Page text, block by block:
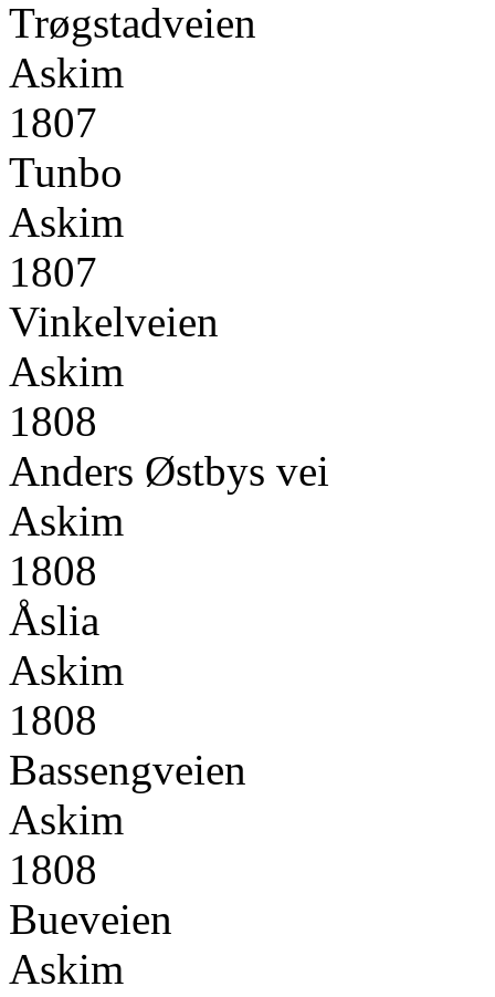
Trøgstadveien
Askim
1807
Tunbo
Askim
1807
Vinkelveien
Askim
1808
Anders Østbys vei
Askim
1808
Åslia
Askim
1808
Bassengveien
Askim
1808
Bueveien
Askim